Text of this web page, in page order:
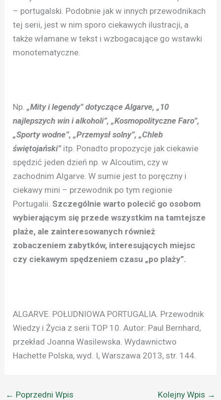
– portugalski. Podobnie jak w innych przewodnikach
tej serii, jest w nim sporo ciekawych ilustracji, a
także włamane w tekst i wzbogacające go wstawki
monotematyczne.
Np. „Mity i legendy” dotyczące Algarve, „10
najlepszych win i alkoholi”, „Kosmopolityczne Faro”,
„Sporty wodne”, „Przemysł solny”, „Chleb
świętojański” itp. Ponadto propozycje jak ciekawie
spędzić jeden dzień np. w Alcoutim, czy w
zachodnim Algarve. W sumie jest to poręczny i
ciekawy mini – przewodnik po tym regionie
Portugalii.Szczególnie warto polecić go osobom
wybierającym się przede wszystkim na tamtejsze
plaże, ale zainteresowanych również
zobaczeniem zabytków, interesujących miejsc
czy ciekawym spędzeniem czasu „po plaży”.
ALGARVE. POŁUDNIOWA PORTUGALIA. Przewodnik
Wiedzy i Życia z serii TOP 10. Autor: Paul Bernhard,
przekład Joanna Wasilewska. Wydawnictwo
Hachette Polska, wyd. I, Warszawa 2013, str. 144.
← Poprzedni Wpis Kolejny Wpis →